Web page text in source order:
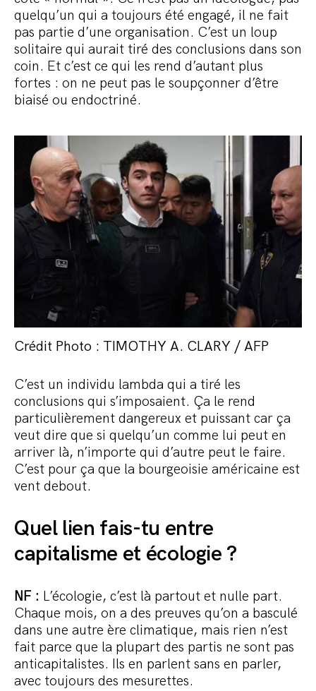
quelqu’un qui a toujours été engagé, il ne fait
pas partie d’une organisation. C’est un loup
solitaire qui aurait tiré des conclusions dans son
coin. Et c’est ce qui les rend d’autant plus
fortes : on ne peut pas le soupçonner d’être
biaisé ou endoctriné.
Crédit Photo : TIMOTHY A. CLARY / AFP
C’est un individu lambda qui a tiré les
conclusions qui s’imposaient. Ça le rend
particulièrement dangereux et puissant car ça
veut dire que si quelqu’un comme lui peut en
arriver là, n’importe qui d’autre peut le faire.
C’est pour ça que la bourgeoisie américaine est
vent debout.
Quel lien fais-tu entre
capitalisme et écologie ?
NF : L’écologie, c’est là partout et nulle part.
Chaque mois, on a des preuves qu’on a basculé
dans une autre ère climatique, mais rien n’est
fait parce que la plupart des partis ne sont pas
anticapitalistes. Ils en parlent sans en parler,
avec toujours des mesurettes.